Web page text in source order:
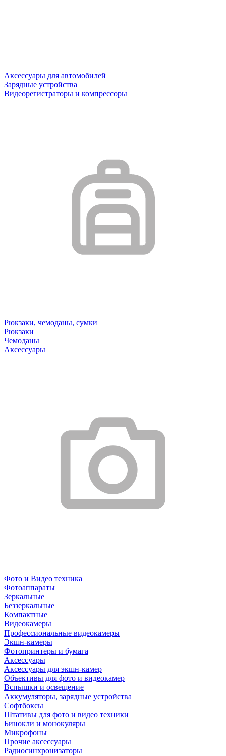
Аксессуары для автомобилей
Зарядные устройства
Видеорегистраторы и компрессоры
Рюкзаки, чемоданы, сумки
Рюкзаки
Чемоданы
Аксессуары
Фото и Видео техника
Фотоаппараты
Зеркальные
Беззеркальные
Компактные
Видеокамеры
Профессиональные видеокамеры
Экшн-камеры
Фотопринтеры и бумага
Аксессуары
Аксессуары для экшн-камер
Объективы для фото и видеокамер
Вспышки и освещение
Аккумуляторы, зарядные устройства
Софтбоксы
Штативы для фото и видео техники
Бинокли и монокуляры
Микрофоны
Прочие аксессуары
Радиосинхронизаторы